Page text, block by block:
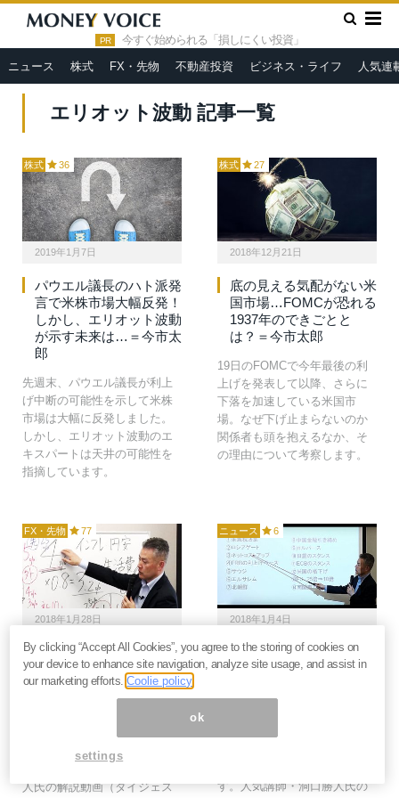
PR 今すぐ始められる「損しにくい投資」
ニュース 株式 FX・先物 不動産投資 ビジネス・ライフ 人気連
HOME » エリオット波動
エリオット波動 記事一覧
株式 36
2019年1月7日
パウエル議長のハト派発
言で米株市場大幅反発！
しかし、エリオット波動
が示す未来は…＝今市太
郎
先週末、パウエル議長が利上
げ中断の可能性を示して米株
市場は大幅に反発しました。
しかし、エリオット波動のエ
キスパートは天井の可能性を
指摘しています。
株式 27
2018年12月21日
底の見える気配がない米
国市場…FOMCが恐れる
1937年のできごとと
は？＝今市太郎
19日のFOMCで今年最後の利
上げを発表して以降、さらに
下落を加速している米国市
場。なぜ下げ止まらないのか
関係者も頭を抱えるなか、そ
の理由について考察します。
FX・先物 77
2018年1月28日
2018年は金(GOLD)！ 世
界マネーは米ドルからゴ
ールドへ向かう(動画付)
2018年の資産分散化のポイン
人氏の解説動画（ダイジェス
ニュース 6
2018年1月4日
洞口勝人の「ザッ 資産
運用！」2018年の注目
る時…(動画付)
す。人気講師・洞口勝人氏の
By clicking “Accept All Cookies”, you agree to the storing of cookies on
your device to enhance site navigation, analyze site usage, and assist in
our marketing efforts.Coolie policy
ok
settings